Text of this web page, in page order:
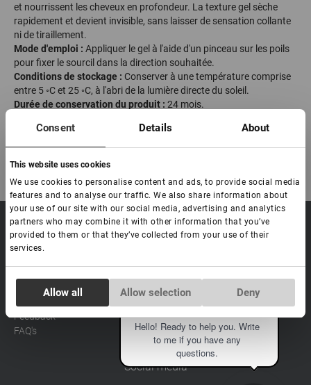
Eva
Hello! Ready to help you. Write
to me if you have any
questions.
Consent Details About
This website uses cookies
We use cookies to personalise content and ads, to provide social media
features and to analyse our traffic. We also share information about
your use of our site with our social media, advertising and analytics
partners who may combine it with other information that you’ve
provided to them or that they’ve collected from your use of their
services.
Necessary
Allow all Allow selection Deny
et nourrissent les cheveux en profondeur. La texture gel sèche
rapidement et devient invisible, sans laisser de sensation collante
ni de tiraillement.
Mode d'emploi : Appliquer le gel à l'aide d'un pinceau sur les poils
pour fixer le sourcil dans la direction souhaitée.
Conditions de stockage : Conserver à une température comprise
entre 5 ◦С et 25 ◦С, à l'abri de la lumière directe du soleil.
Durée de conservation du produit : 24 mois.
Fabriqué en Chine
Data processing policy
Payment methods
Distribution
Feedback
FAQ's
Catalog
sale@lovely-
lash.pro
Social media